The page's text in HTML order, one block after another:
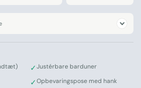
✓Justérbare barduner
✓Opbevaringspose med hank